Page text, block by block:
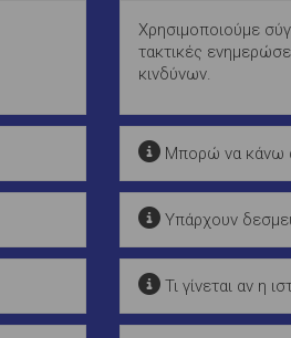
Χρησιμοποιούμε
τακτικές
κινδύνων.
Μπορώ να κάνω
Υπάρχουν
Τι γίνεται αν η